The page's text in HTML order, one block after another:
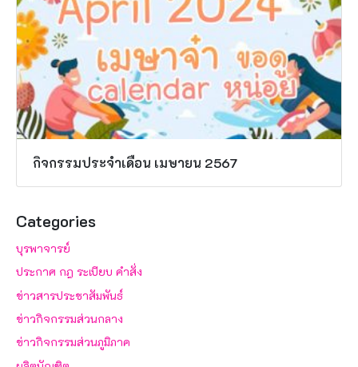
กิจกรรมประจำเดือน เมษายน 2567
Categories
บุรพาจารย์
ประกาศ กฎ ระเบียบ คำสั่ง
ข่าวสารประชาสัมพันธ์
ข่าวกิจกรรมส่วนกลาง
ข่าวกิจกรรมส่วนภูมิภาค